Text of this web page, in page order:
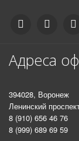
Адреса
394028, Воронеж
Ленинский
8 (910) 656 46 76
8 (999) 689 69 59